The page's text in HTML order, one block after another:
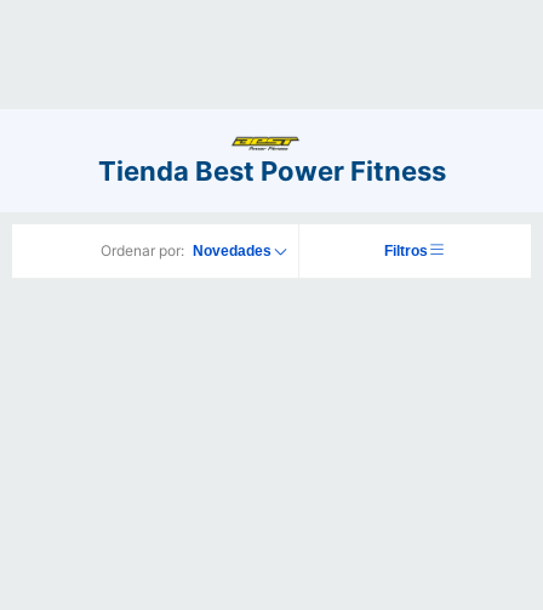
Tienda Best Power Fitness
Ordenar por: Novedades Filtros